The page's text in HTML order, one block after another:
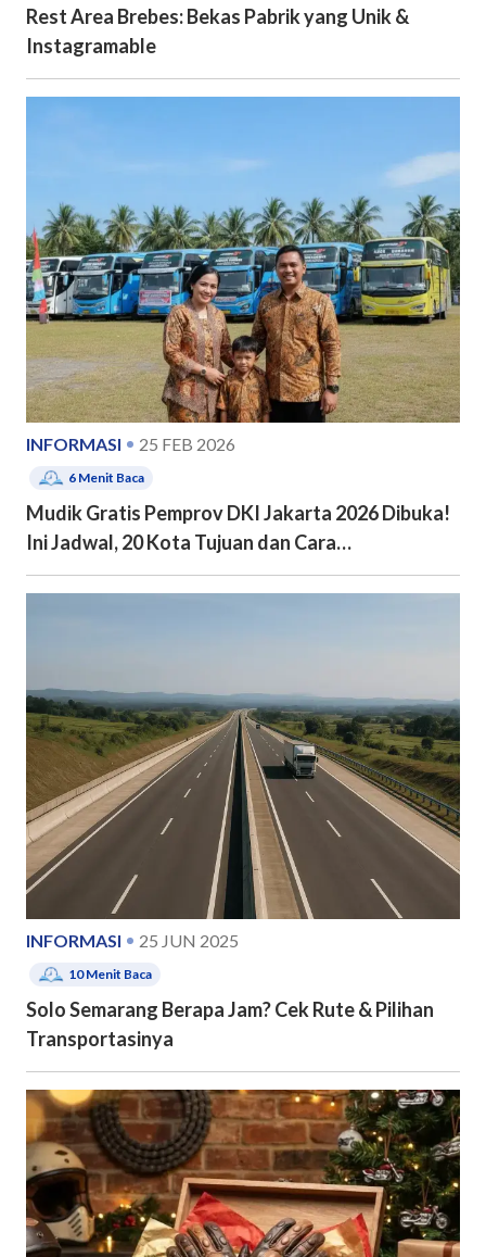
Rest Area Brebes: Bekas Pabrik yang Unik &
Instagramable
INFORMASI 25 FEB 2026
6 Menit Baca
Mudik Gratis Pemprov DKI Jakarta 2026 Dibuka!
Ini Jadwal, 20 Kota Tujuan dan Cara
Pendaftarannya
INFORMASI 25 JUN 2025
10Menit Baca
Solo Semarang Berapa Jam? Cek Rute & Pilihan
Transportasinya